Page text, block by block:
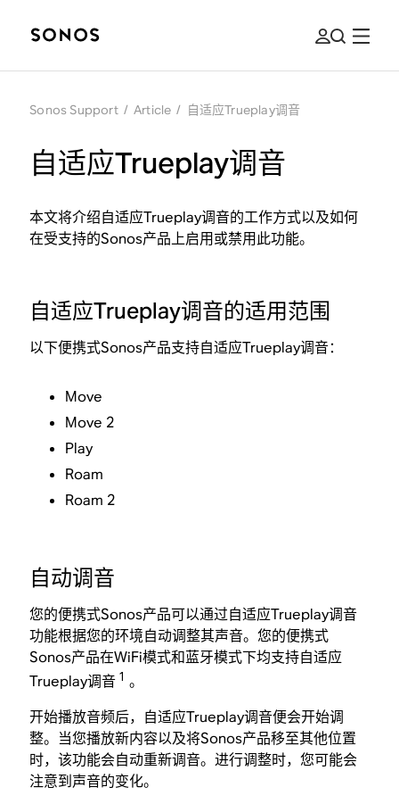
Sonos Support / Article / 自适应Trueplay调音
自适应Trueplay调音
本文将介绍自适应Trueplay调音的工作方式以及如何
在受支持的Sonos产品上启用或禁用此功能。
自适应Trueplay调音的适用范围
以下便携式Sonos产品支持自适应Trueplay调音：
Move
Move 2
Play
Roam
Roam 2
自动调音
您的便携式Sonos产品可以通过自适应Trueplay调音
功能根据您的环境自动调整其声音。您的便携式
Sonos产品在WiFi模式和蓝牙模式下均支持自适应
Trueplay调音 1 。
开始播放音频后，自适应Trueplay调音便会开始调
整。当您播放新内容以及将Sonos产品移至其他位置
时，该功能会自动重新调音。进行调整时，您可能会
注意到声音的变化。